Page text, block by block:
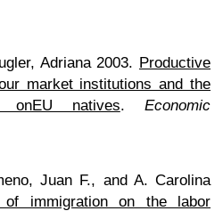
Adriana 2003. Productive
market institutions and the
onEU natives.Economic
Juan F., and A. Carolina
immigration on the labor